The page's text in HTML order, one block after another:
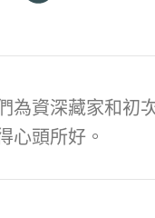
資深藏家和初
心頭所好。